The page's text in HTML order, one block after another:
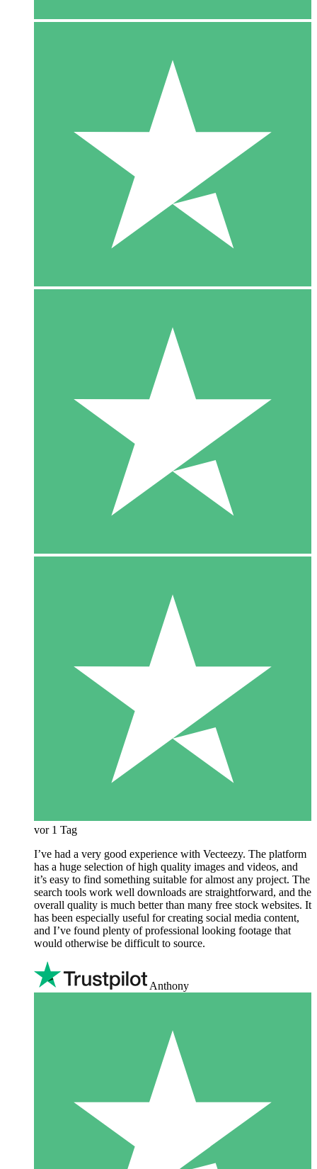
vor 1 Tag
I’ve had a very good experience with Vecteezy. The platform
has a huge selection of high quality images and videos, and
it’s easy to find something suitable for almost any project. The
search tools work well downloads are straightforward, and the
overall quality is much better than many free stock websites. It
has been especially useful for creating social media content,
and I’ve found plenty of professional looking footage that
would otherwise be difficult to source.
Anthony